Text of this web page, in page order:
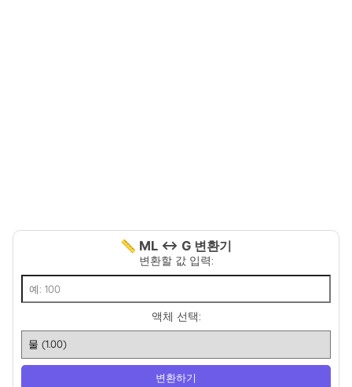
📏 ML ↔ G 변환기
변환할 값 입력:
액체 선택:
변환하기